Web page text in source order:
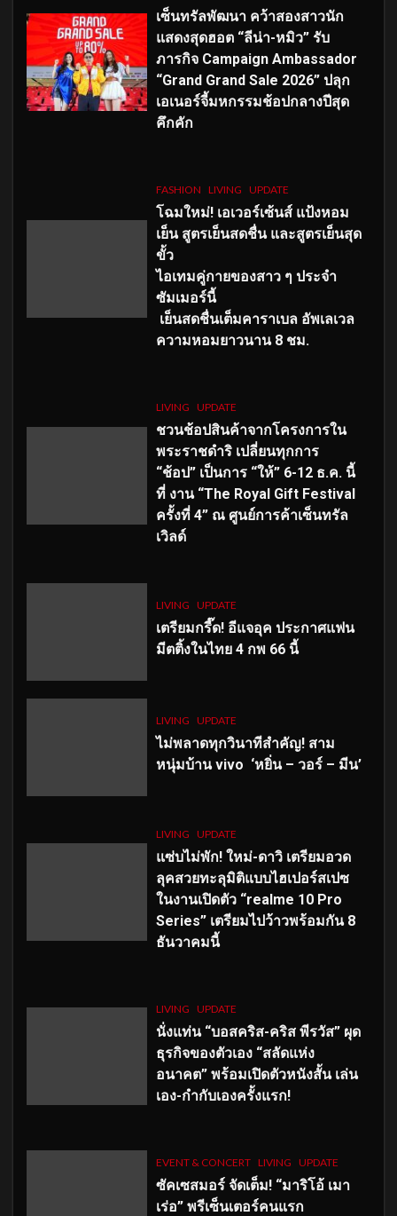
เซ็นทรัลพัฒนา คว้าสองสาวนัก
แสดงสุดฮอต “ลีน่า-หมิว” รับ
ภารกิจ Campaign Ambassador
“Grand Grand Sale 2026” ปลุก
เอเนอร์จี้มหกรรมช้อปกลางปีสุด
คึกคัก
FASHION LIVING UPDATE
โฉมใหม่! เอเวอร์เซ้นส์ แป้งหอม
เย็น สูตรเย็นสดชื่น และสูตรเย็นสุด
ขั้ว
ไอเทมคู่กายของสาว ๆ ประจำ
ซัมเมอร์นี้
เย็นสดชื่นเต็มคาราเบล อัพเลเวล
ความหอมยาวนาน 8 ชม.
LIVING UPDATE
ชวนช้อปสินค้าจากโครงการใน
พระราชดำริ เปลี่ยนทุกการ
“ช้อป” เป็นการ “ให้” 6-12 ธ.ค. นี้
ที่ งาน “The Royal Gift Festival
ครั้งที่ 4” ณ ศูนย์การค้าเซ็นทรัล
เวิลด์
LIVING UPDATE
เตรียมกรี๊ด! อีแจอุค ประกาศแฟน
มีตติ้งในไทย 4 กพ 66 นี้
LIVING UPDATE
ไม่พลาดทุกวินาทีสำคัญ! สาม
หนุ่มบ้าน vivo ‘หยิ่น – วอร์ – มีน’
LIVING UPDATE
แซ่บไม่พัก! ใหม่-ดาวิ เตรียมอวด
ลุคสวยทะลุมิติแบบไฮเปอร์สเปซ
ในงานเปิดตัว “realme 10 Pro
Series” เตรียมไปว้าวพร้อมกัน 8
ธันวาคมนี้
LIVING UPDATE
นั่งแท่น “บอสคริส-คริส พีรวัส” ผุด
ธุรกิจของตัวเอง “สลัดแห่ง
อนาคต” พร้อมเปิดตัวหนังสั้น เล่น
เอง-กำกับเองครั้งแรก!
EVENT & CONCERT LIVING UPDATE
ซัคเซสมอร์ จัดเต็ม! “มาริโอ้ เมา
เร่อ” พรีเซ็นเตอร์คนแรก